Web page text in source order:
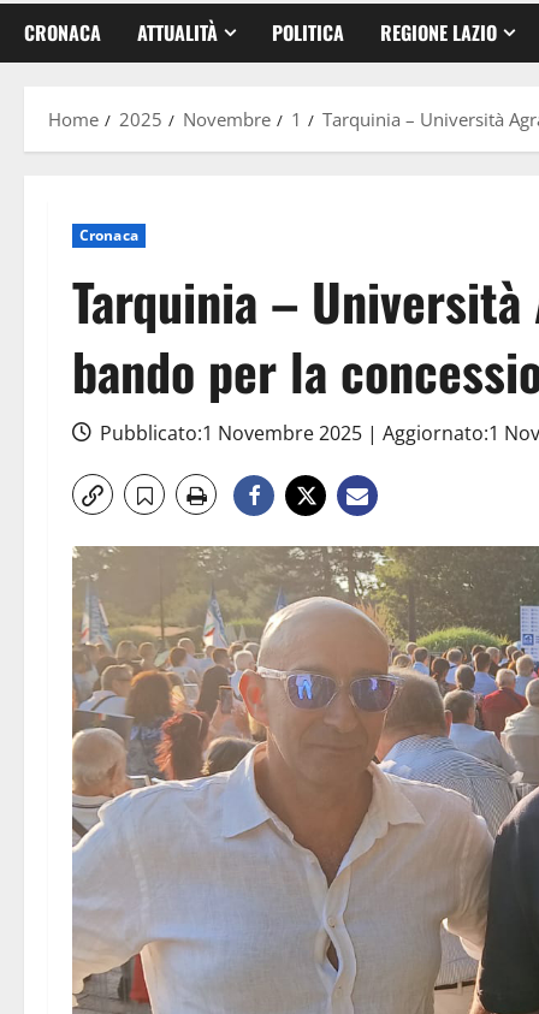
CRONACA ATTUALITÀ POLITICA REGIONE LAZIO
Home 2025 Novembre 1 Tarquinia – Università
Cronaca
Tarquinia –
bando per la
Pubblicato:1 Novembre 2025 | Aggiornato:1